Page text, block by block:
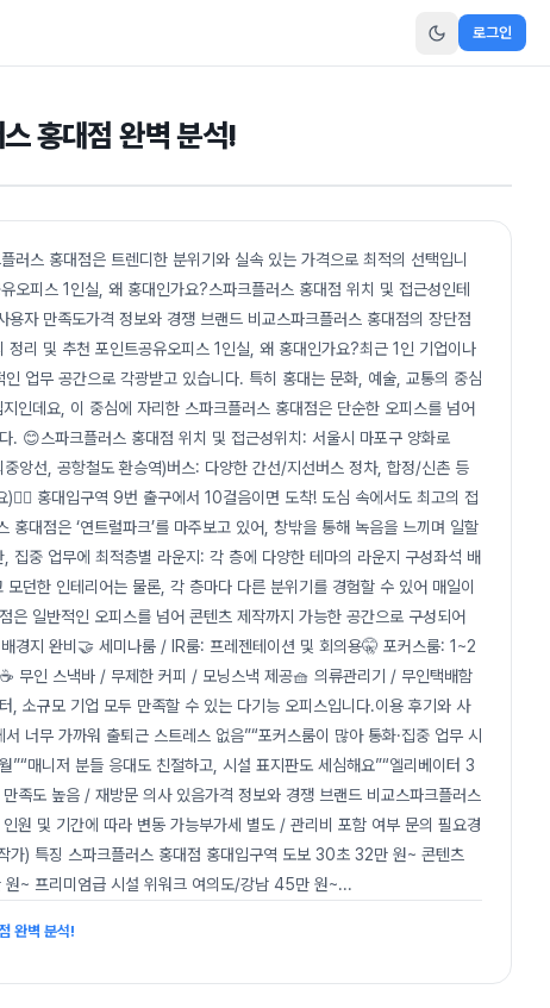
로그인
홍대점 완벽 분석!
러스 홍대점은 트렌디한 분위기와 실속 있는 가격으로 최적의 선택입니
오피스 1인실, 왜 홍대인가요?스파크플러스 홍대점 위치 및 접근성인테
자 만족도가격 정보와 경쟁 브랜드 비교스파크플러스 홍대점의 장단점
리 및 추천 포인트공유오피스 1인실, 왜 홍대인가요?최근 1인 기업이나
업무 공간으로 각광받고 있습니다. 특히 홍대는 문화, 예술, 교통의 중심
인데요, 이 중심에 자리한 스파크플러스 홍대점은 단순한 오피스를 넘어
. 😊스파크플러스 홍대점 위치 및 접근성위치: 서울시 마포구 양화로
앙선, 공항철도 환승역)버스: 다양한 간선/지선버스 정차, 합정/신촌 등
홍대입구역 9번 출구에서 10걸음이면 도착! 도심 속에서도 최고의 접
대점은 ‘연트럴파크’를 마주보고 있어, 창밖을 통해 녹음을 느끼며 일할
집중 업무에 최적층별 라운지: 각 층에 다양한 테마의 라운지 구성좌석 배
던한 인테리어는 물론, 각 층마다 다른 분위기를 경험할 수 있어 매일이
은 일반적인 오피스를 넘어 콘텐츠 제작까지 가능한 공간으로 구성되어
경지 완비🤝 세미나룸 / IR룸: 프레젠테이션 및 회의용🤫 포커스룸: 1~2
무인 스낵바 / 무제한 커피 / 모닝스낵 제공🧺 의류관리기 / 무인택배함
소규모 기업 모두 만족할 수 있는 다기능 오피스입니다.이용 후기와 사
너무 가까워 출퇴근 스트레스 없음”“포커스룸이 많아 통화·집중 업무 시
”“매니저 분들 응대도 친절하고, 시설 표지판도 세심해요”“엘리베이터 3
족도 높음 / 재방문 의사 있음가격 정보와 경쟁 브랜드 비교스파크플러스
원 및 기간에 따라 변동 가능부가세 별도 / 관리비 포함 여부 문의 필요경
가) 특징 스파크플러스 홍대점 홍대입구역 도보 30초 32만 원~ 콘텐츠
~ 프리미엄급 시설 위워크 여의도/강남 45만 원~...
완벽 분석!